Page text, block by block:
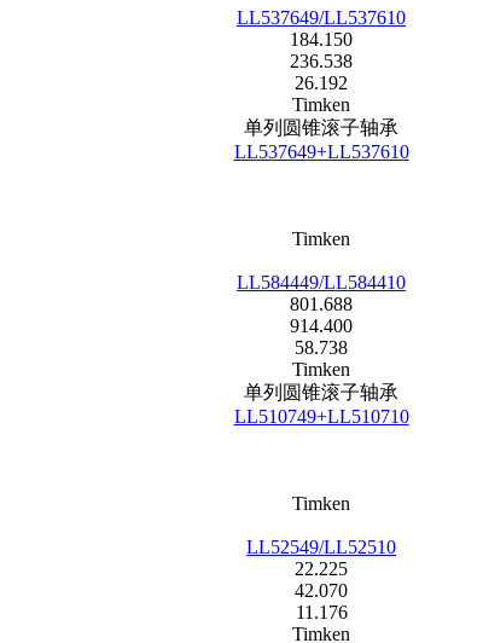
184.150
236.538
26.192
Timken
单列圆锥滚子轴承
LL537649+LL537610
801.688
914.400
58.738
Timken
单列圆锥滚子轴承
LL510749+LL510710
22.225
42.070
11.176
Timken
单列圆锥滚子轴承